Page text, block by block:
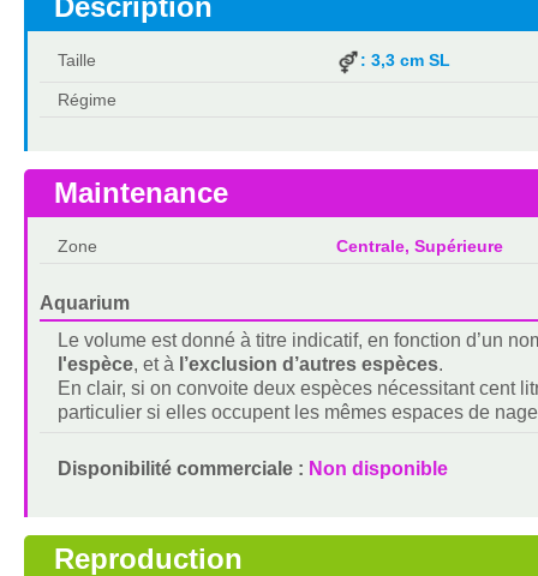
Description
Taille : 3,3 cm SL
Régime
Maintenance
Zone Centrale, Supérieure
Aquarium
Le volume est donné à titre indicatif, en fonction d’un
l'espèce, et à l’exclusion d’autres espèces.
En clair, si on convoite deux espèces nécessitant cent
particulier si elles occupent les mêmes espaces de
Disponibilité commerciale : Non disponible
Reproduction